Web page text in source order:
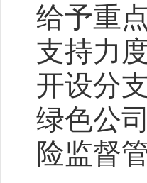
给予重
支持力
开设分
绿色公
险监督